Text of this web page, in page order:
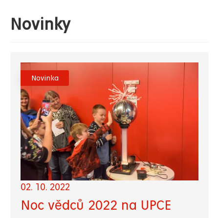
Novinky
Novinka
02. 10. 2022
Noc vědců 2022 na UPCE